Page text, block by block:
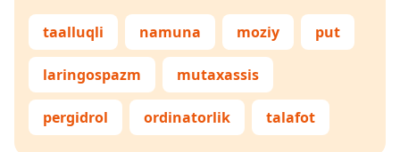
taalluqli namuna moziy put
laringospazm mutaxassis
pergidrol ordinatorlik talafot